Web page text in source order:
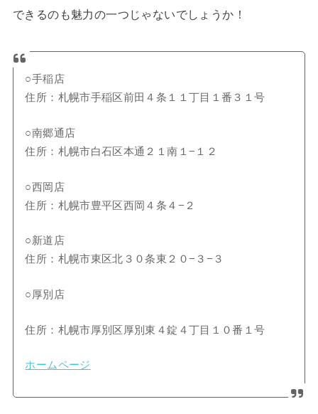
できるのも魅力の一つじゃないでしょうか！
○手稲店
住所：札幌市手稲区前田４条１１丁目１番３１号
○南郷通店
住所：札幌市白石区本通２１南１−１２
○西岡店
住所：札幌市豊平区西岡４条４−２
○新道店
住所：札幌市東区北３０条東２０−３−３
○厚別店
住所：札幌市厚別区厚別東４錠４丁目１０番１号
ホームページ